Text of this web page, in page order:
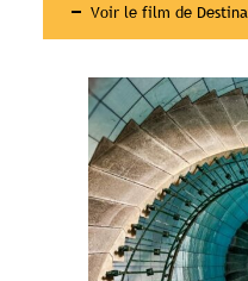
Voir le film de